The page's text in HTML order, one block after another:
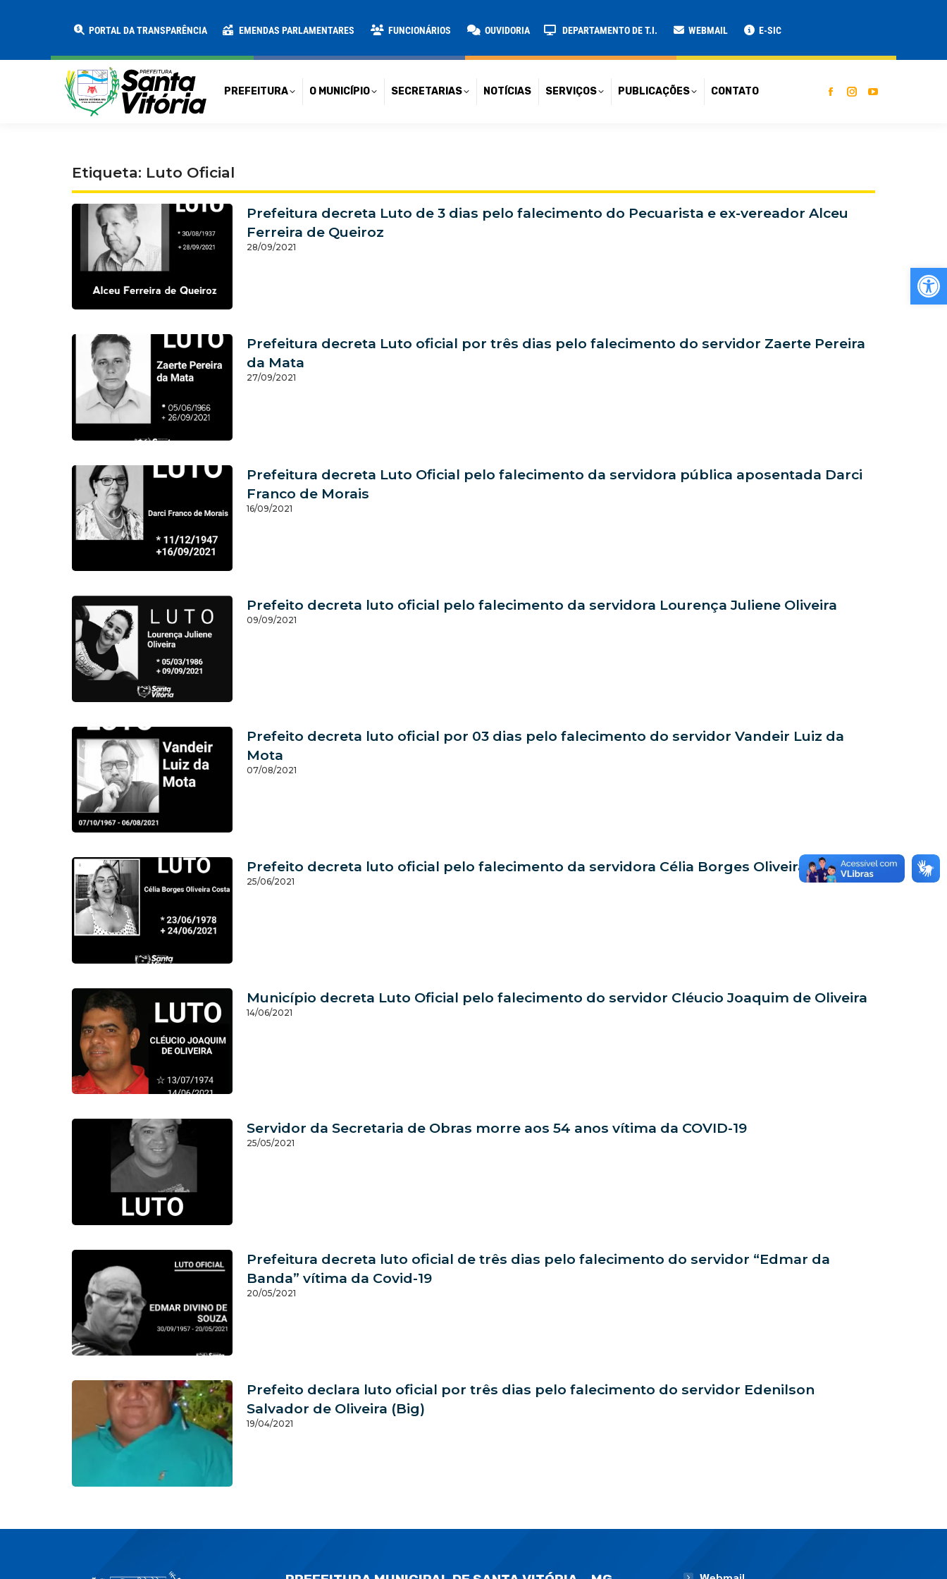
PORTAL DA TRANSPARÊNCIA EMENDAS PARLAMENTARES FUNCIONÁRIOS OUVIDORIA DEPARTAMENTO DE T.I. WEBMAIL E-SIC
PREFEITURA O MUNICÍPIO SECRETARIAS NOTÍCIAS SERVIÇOS PUBLICAÇÕES CONTATO
Etiqueta: Luto Oficial
Prefeitura decreta Luto de 3 dias pelo falecimento do Pecuarista e ex-vereador Alceu
Ferreira de Queiroz
28/09/2021
Prefeitura decreta Luto oficial por três dias pelo falecimento do servidor Zaerte Pereira
da Mata
27/09/2021
Prefeitura decreta Luto Oficial pelo falecimento da servidora pública aposentada Darci
Franco de Morais
16/09/2021
Prefeito decreta luto oficial pelo falecimento da servidora Lourença Juliene Oliveira
09/09/2021
Prefeito decreta luto oficial por 03 dias pelo falecimento do servidor Vandeir Luiz da
Mota
07/08/2021
Prefeito decreta luto oficial pelo falecimento da servidora Célia Borges Oliveira Costa
25/06/2021
Município decreta Luto Oficial pelo falecimento do servidor Cléucio Joaquim de Oliveira
14/06/2021
Servidor da Secretaria de Obras morre aos 54 anos vítima da COVID-19
25/05/2021
Prefeitura decreta luto oficial de três dias pelo falecimento do servidor “Edmar da
Banda” vítima da Covid-19
20/05/2021
Prefeito declara luto oficial por três dias pelo falecimento do servidor Edenilson
Salvador de Oliveira (Big)
19/04/2021